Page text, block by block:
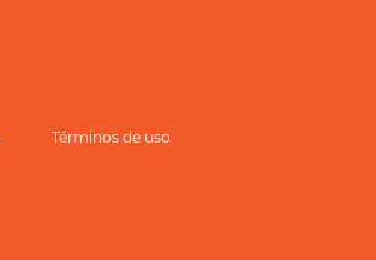
Términos de uso